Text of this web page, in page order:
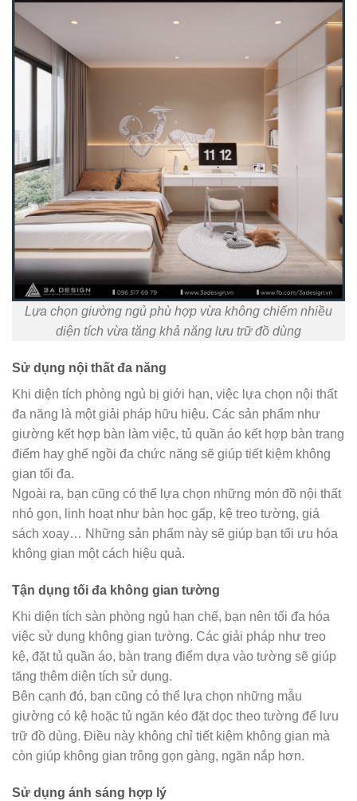
Lựa chọn giường ngủ phù hợp vừa không chiếm nhiều
diện tích vừa tăng khả năng lưu trữ đồ dùng
Sử dụng nội thất đa năng
Khi diện tích phòng ngủ bị giới hạn, việc lựa chọn nội thất
đa năng là một giải pháp hữu hiệu. Các sản phẩm như
giường kết hợp bàn làm việc, tủ quần áo kết hợp bàn trang
điểm hay ghế ngồi đa chức năng sẽ giúp tiết kiệm không
gian tối đa.
Ngoài ra, bạn cũng có thể lựa chọn những món đồ nội thất
nhỏ gọn, linh hoạt như bàn học gấp, kệ treo tường, giá
sách xoay… Những sản phẩm này sẽ giúp bạn tối ưu hóa
không gian một cách hiệu quả.
Tận dụng tối đa không gian tường
Khi diện tích sàn phòng ngủ hạn chế, bạn nên tối đa hóa
việc sử dụng không gian tường. Các giải pháp như treo
kệ, đặt tủ quần áo, bàn trang điểm dựa vào tường sẽ giúp
tăng thêm diện tích sử dụng.
Bên cạnh đó, bạn cũng có thể lựa chọn những mẫu
giường có kệ hoặc tủ ngăn kéo đặt dọc theo tường để lưu
trữ đồ dùng. Điều này không chỉ tiết kiệm không gian mà
còn giúp không gian trông gọn gàng, ngăn nắp hơn.
Sử dụng ánh sáng hợp lý